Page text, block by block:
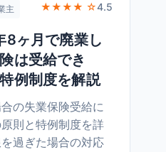
主 ★★★★ ☆4.5
8ヶ月で廃業し
は受給でき
例制度を解説
の失業保険受給に
則と特例制度を詳
過ぎた場合の対応